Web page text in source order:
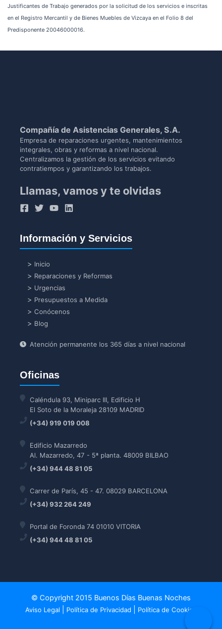
Justificantes de Trabajo generados por la solicitud de los servicios e inscritas
en el Registro Mercantil y de Bienes Muebles de Vizcaya en el Folio 8 del
Predisponente 20046000016.
Compañía de Asistencias Generales, S.A.
Empresa de reparaciones urgentes, mantenimientos
integrales, obras y reformas a nivel nacional.
Centralizamos la gestión de los servicios evitando
contratiempos y garantizando los trabajos.
Llamas, vamos y te olvidas
Información y Servicios
Inicio
Reparaciones y Reformas
Urgencias
Presupuestos a Medida
Conócenos
Blog
Atención permanente los 365 días a nivel nacional
Oficinas
Caléndula 93, Miniparc III, Edificio H
El Soto de la Moraleja 28109 MADRID
(+34) 919 019 008
Edificio Mazarredo
Al. Mazarredo, 47 - 5ª planta. 48009 BILBAO
(+34) 944 48 81 05
Carrer de París, 45 - 47. 08029 BARCELONA
(+34) 932 264 249
Portal de Foronda 74 01010 VITORIA
(+34) 944 48 81 05
© Copyright 2015 Buenos Días Buenas Noches
Aviso Legal Política de Privacidad Política de Cookies